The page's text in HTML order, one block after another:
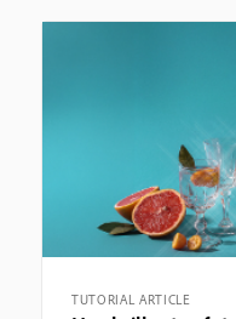
TUTORIAL ARTICLE